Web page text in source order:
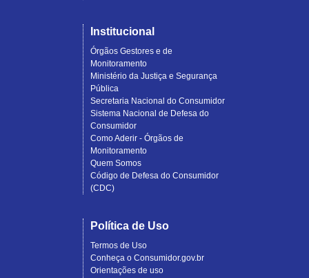
Institucional
Órgãos Gestores e de
Monitoramento
Ministério da Justiça e Segurança
Pública
Secretaria Nacional do Consumidor
Sistema Nacional de Defesa do
Consumidor
Como Aderir - Órgãos de
Monitoramento
Quem Somos
Código de Defesa do Consumidor
(CDC)
Política de Uso
Termos de Uso
Conheça o Consumidor.gov.br
Orientações de uso